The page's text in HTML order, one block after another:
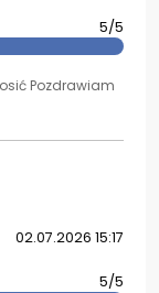
5/5
Pozdrawiam
02.07.2026 15:17
5/5